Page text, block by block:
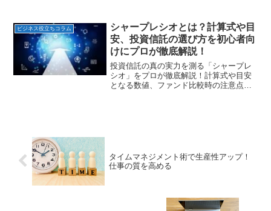
性に魅力を感じる一方で、「手数料が高
い」「本当に儲かるのか？...
ビジネス役立ちコラム
シャープレシオとは？計算式や目
安、投資信託の選び方を初心者向
けにプロが徹底解説！
投資信託の真の実力を測る「シャープレ
シオ」をプロが徹底解説！計算式や目安
となる数値、ファンド比較時の注意点ま
タイムマネジメント術で生産性アップ！
仕事の質を高める